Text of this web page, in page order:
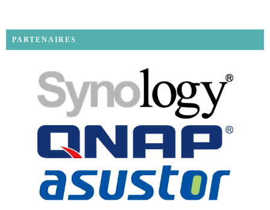
PARTENAIRES